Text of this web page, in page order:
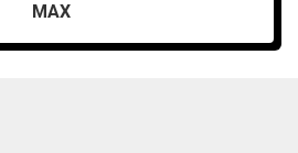
MAX